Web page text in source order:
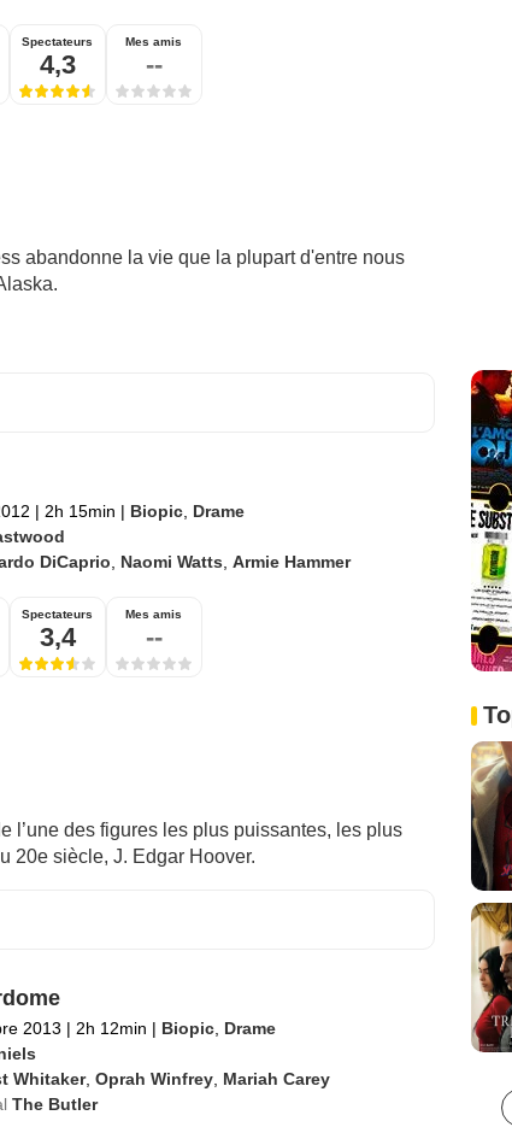
Spectateurs
4,3
Mes amis
--
abandonne la vie que la plupart d'entre nous
| 2h 15min | Biopic, Drame
DiCaprio Naomi Watts Armie Hammer
Spectateurs
3,4
Mes amis
--
l’une des figures les plus puissantes, les plus
20e siècle, J. Edgar Hoover.
2013 | 2h 12min | Biopic, Drame
Whitaker, Oprah Winfrey, Mariah Carey
The Butler